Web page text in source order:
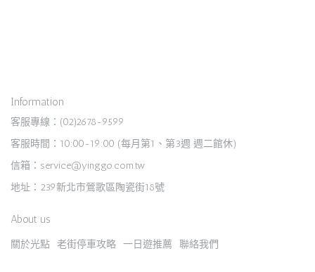
Information
客服專線：(02)2678-9599
客服時間：10:00-19:00 (每月第1、第3週 週二館休)
信箱：service@yinggo.com.tw
地址：239新北市鶯歌區陶瓷街18號
About us
關於光點 老街停車攻略 一日遊推薦 聯絡我們